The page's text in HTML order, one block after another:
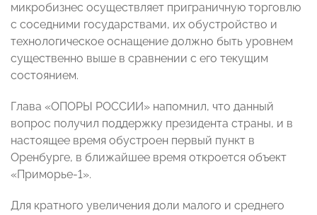
микробизнес осуществляет приграничную торговлю
с соседними государствами, их обустройство и
технологическое оснащение должно быть уровнем
существенно выше в сравнении с его текущим
состоянием.
Глава «ОПОРЫ РОССИИ» напомнил, что данный
вопрос получил поддержку президента страны, и в
настоящее время обустроен первый пункт в
Оренбурге, в ближайшее время откроется объект
«Приморье-1».
Для кратного увеличения доли малого и среднего